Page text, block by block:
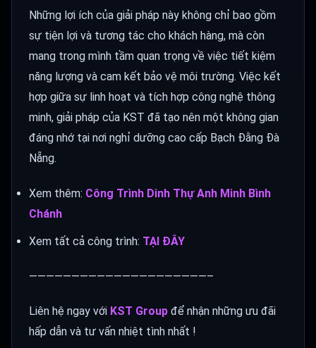
Những lợi ích của giải pháp này không chỉ bao gồm
sự tiện lợi và tương tác cho khách hàng, mà còn
mang trong mình tầm quan trọng về việc tiết kiệm
năng lượng và cam kết bảo vệ môi trường. Việc kết
hợp giữa sự linh hoạt và tích hợp công nghệ thông
minh, giải pháp của KST đã tạo nên một không gian
đáng nhớ tại nơi nghỉ dưỡng cao cấp Bạch Đằng Đà
Nẵng.
Xem thêm: Công Trình Dinh Thự Anh Minh Bình
Chánh
Xem tất cả công trình: TẠI ĐÂY
—————————————————————–
Liên hệ ngay với KST Group để nhận những ưu đãi
hấp dẫn và tư vấn nhiệt tình nhất !